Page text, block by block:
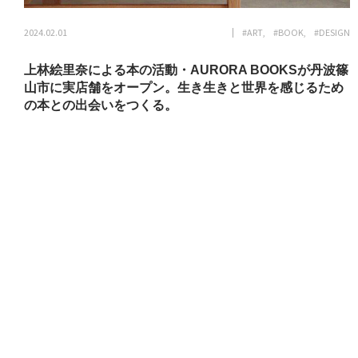
2024.02.01 #ART #BOOK #DESIGN
上林絵里奈による本の活動・AURORA BOOKSが丹波篠
山市に実店舗をオープン。生き生きと世界を感じるため
の本との出会いをつくる。